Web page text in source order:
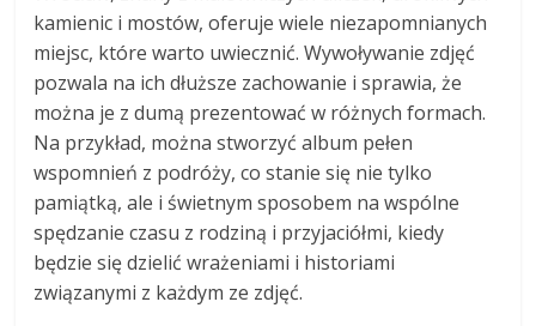
kamienic i mostów, oferuje wiele niezapomnianych
miejsc, które warto uwiecznić. Wywoływanie zdjęć
pozwala na ich dłuższe zachowanie i sprawia, że
można je z dumą prezentować w różnych formach.
Na przykład, można stworzyć album pełen
wspomnień z podróży, co stanie się nie tylko
pamiątką, ale i świetnym sposobem na wspólne
spędzanie czasu z rodziną i przyjaciółmi, kiedy
będzie się dzielić wrażeniami i historiami
związanymi z każdym ze zdjęć.